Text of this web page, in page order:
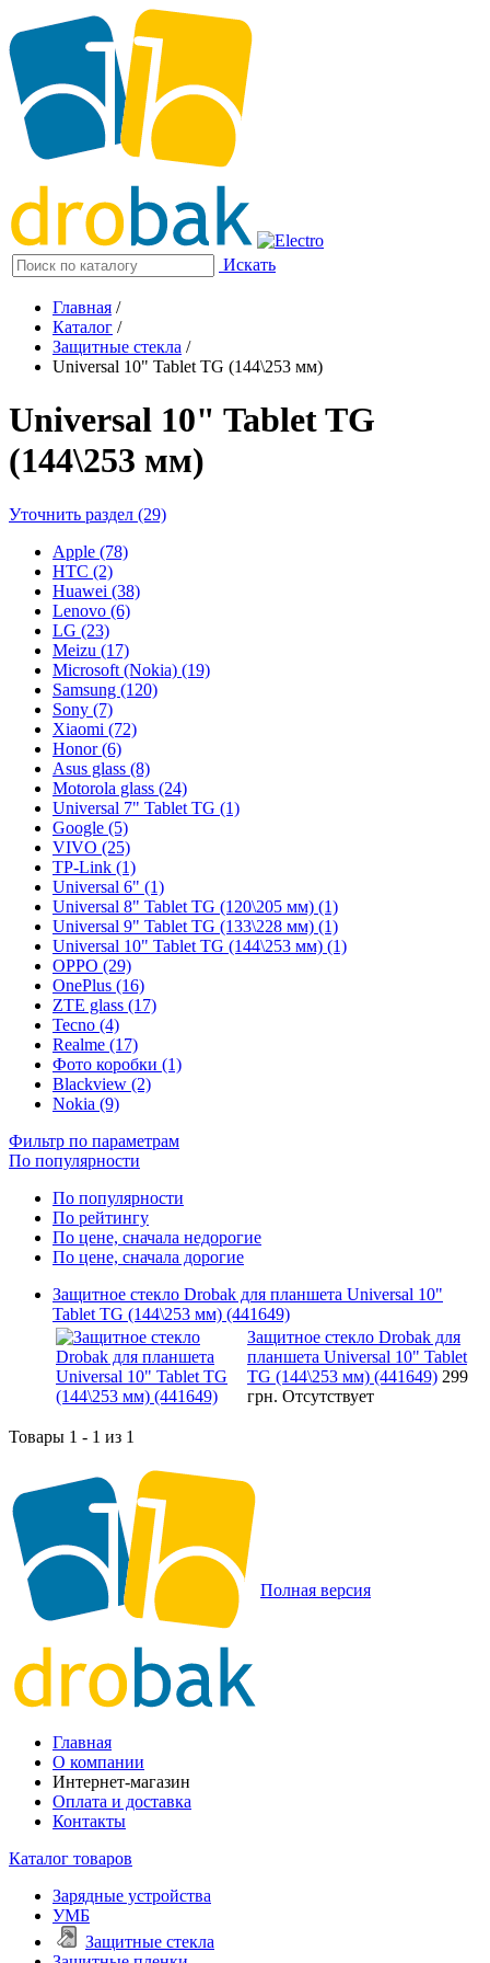
Искать
Главная /
Каталог /
Защитные стекла /
Universal 10" Tablet TG (144\253 мм)
Universal 10" Tablet TG
(144\253 мм)
Уточнить раздел (29)
Apple (78)
HTC (2)
Huawei (38)
Lenovo (6)
LG (23)
Meizu (17)
Microsoft (Nokia) (19)
Samsung (120)
Sony (7)
Xiaomi (72)
Honor (6)
Asus glass (8)
Motorola glass (24)
Universal 7" Tablet TG (1)
Google (5)
VIVO (25)
TP-Link (1)
Universal 6" (1)
Universal 8" Tablet TG (120\205 мм) (1)
Universal 9" Tablet TG (133\228 мм) (1)
Universal 10" Tablet TG (144\253 мм) (1)
OPPO (29)
OnePlus (16)
ZTE glass (17)
Tecno (4)
Realme (17)
Фото коробки (1)
Blackview (2)
Nokia (9)
Фильтр по параметрам
По популярности
По популярности
По рейтингу
По цене, сначала недорогие
По цене, сначала дорогие
Защитное стекло Drobak для планшета Universal 10"
Tablet TG (144\253 мм) (441649)
Защитное стекло Drobak для
планшета Universal 10" Tablet
TG (144\253 мм) (441649) 299
грн. Отсутствует
Товары 1 - 1 из 1
Полная версия
Главная
О компании
Интернет-магазин
Оплата и доставка
Контакты
Каталог товаров
Зарядные устройства
УМБ
Защитные стекла